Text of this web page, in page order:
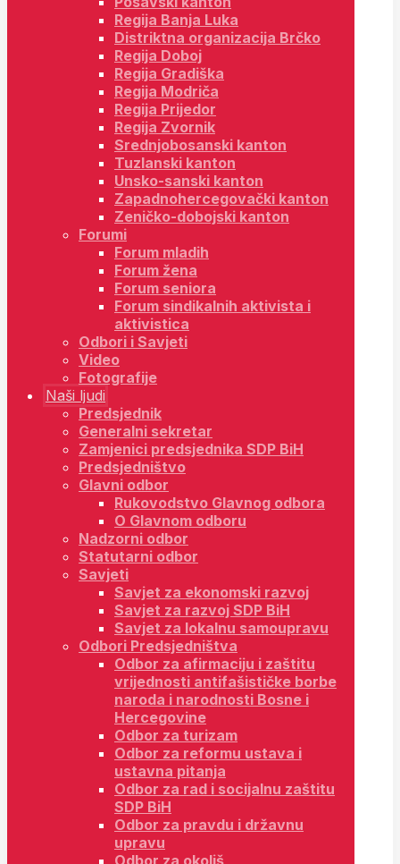
Regija Banja Luka
Distriktna organizacija Brčko
Regija Doboj
Regija Gradiška
Regija Modriča
Regija Prijedor
Regija Zvornik
Srednjobosanski kanton
Tuzlanski kanton
Unsko-sanski kanton
Zapadnohercegovački kanton
Zeničko-dobojski kanton
Forumi
Forum mladih
Forum žena
Forum seniora
Forum sindikalnih aktivista i
aktivistica
Odbori i Savjeti
Video
Fotografije
Naši ljudi
Predsjednik
Generalni sekretar
Zamjenici predsjednika SDP BiH
Predsjedništvo
Glavni odbor
Rukovodstvo Glavnog odbora
O Glavnom odboru
Nadzorni odbor
Statutarni odbor
Savjeti
Savjet za ekonomski razvoj
Savjet za razvoj SDP BiH
Savjet za lokalnu samoupravu
Odbori Predsjedništva
Odbor za afirmaciju i zaštitu
vrijednosti antifašističke borbe
naroda i narodnosti Bosne i
Hercegovine
Odbor za turizam
Odbor za reformu ustava i
ustavna pitanja
Odbor za rad i socijalnu zaštitu
SDP BiH
Odbor za pravdu i državnu
upravu
Odbor za okoliš